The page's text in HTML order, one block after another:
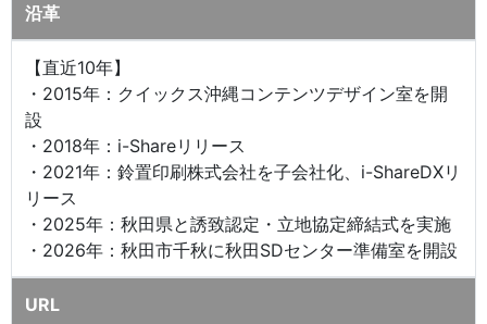
沿革
【直近10年】
・2015年：クイックス沖縄コンテンツデザイン室を開
設
・2018年：i-Shareリリース
・2021年：鈴置印刷株式会社を子会社化、i-ShareDXリ
リース
・2025年：秋田県と誘致認定・立地協定締結式を実施
・2026年：秋田市千秋に秋田SDセンター準備室を開設
URL